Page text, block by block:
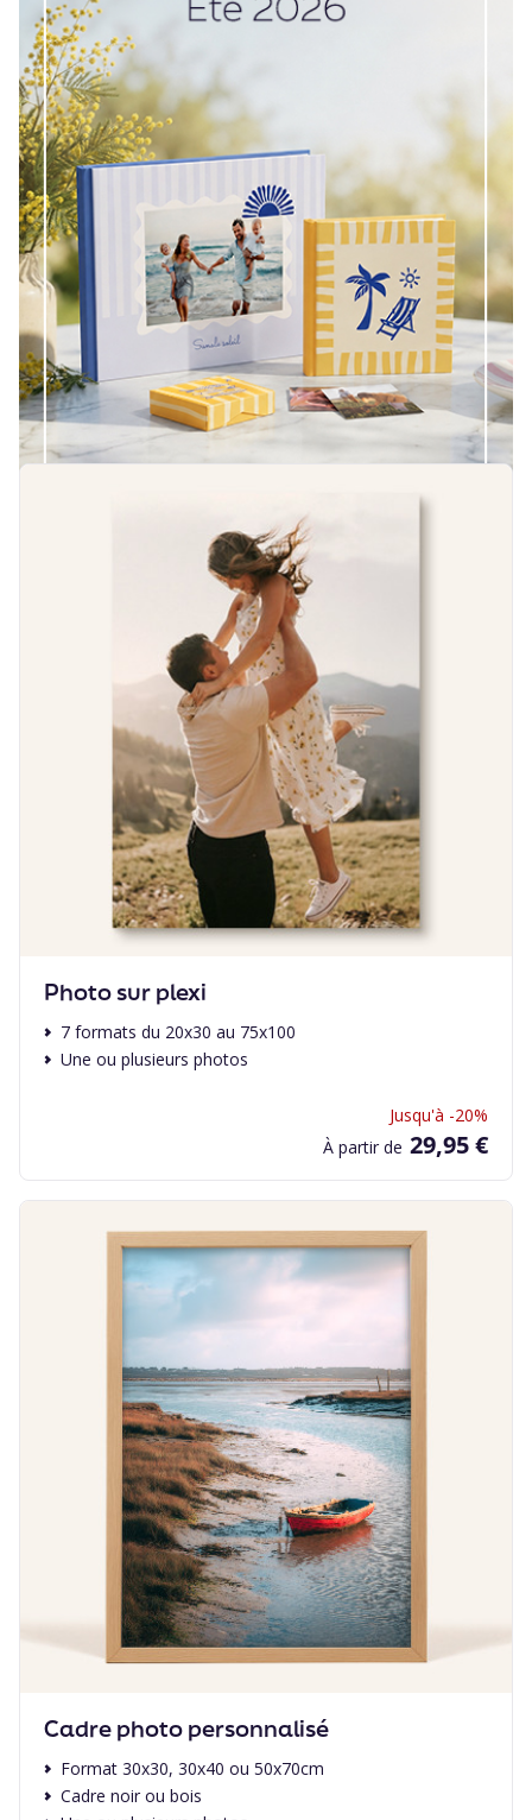
Photo sur plexi
7 formats du 20x30 au 75x100
Une ou plusieurs photos
Jusqu'à -20%
À partir de 29,95 €
Cadre photo personnalisé
Format 30x30, 30x40 ou 50x70cm
Cadre noir ou bois